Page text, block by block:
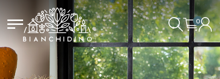
0
LE PANIER EST VIDE
CONNEXTION/ENREGISTREMENT